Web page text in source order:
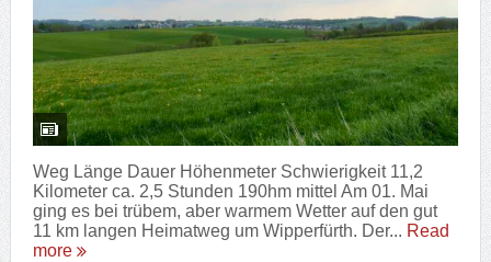
Weg Länge Dauer Höhenmeter Schwierigkeit 11,2
Kilometer ca. 2,5 Stunden 190hm mittel Am 01. Mai
ging es bei trübem, aber warmem Wetter auf den gut
11 km langen Heimatweg um Wipperfürth. Der... Read
more